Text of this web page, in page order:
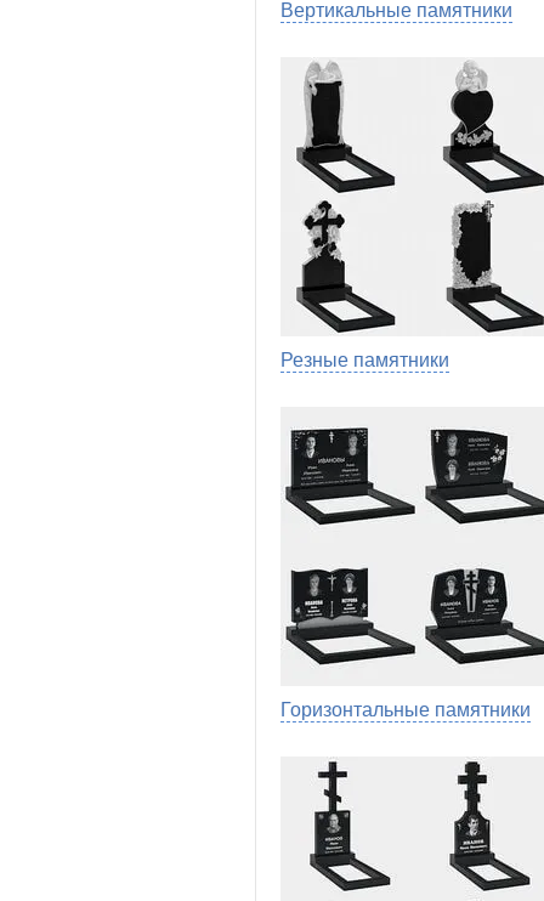
Вертикальные памятники
Резные памятники
Горизонтальные памятники